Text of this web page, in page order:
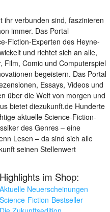
ihr verbunden sind, faszinieren
immer. Das Portal
Fiction-Experten des Heyne-
und richtet sich an alle,
Film, Comic und Computerspiel
begeistern. Das Portal
Essays, Videos und
über die Welt von morgen und
bietet diezukunft.de Hunderte
aktuelle Science-Fiction-
des Genres – eine
Lesen – da sind sich alle
seinen Stellenwert
Highlights im Shop:
Aktuelle Neuerscheinungen
Science-Fiction-Bestseller